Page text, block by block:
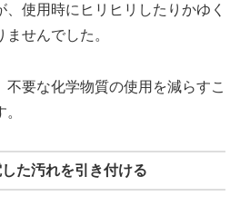
使用時にヒリヒリしたりかゆく
せんでした。
要な化学物質の使用を減らすこ
た汚れを引き付ける